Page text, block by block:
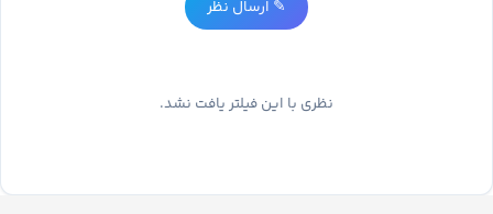
✎ ارسال نظر
نظری با این فیلتر یافت نشد.